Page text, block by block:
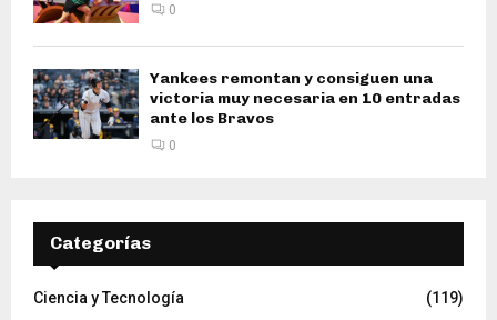
0
Yankees remontan y consiguen una
victoria muy necesaria en 10 entradas
ante los Bravos
0
Categorías
Ciencia y Tecnología
(119)